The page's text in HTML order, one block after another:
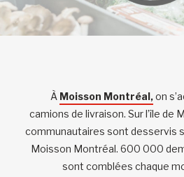
À Moisson Montréal,on
camions de livraison. Sur l’île de
communautaires sont desservis
Moisson Montréal. 600 000
sont comblées chaque